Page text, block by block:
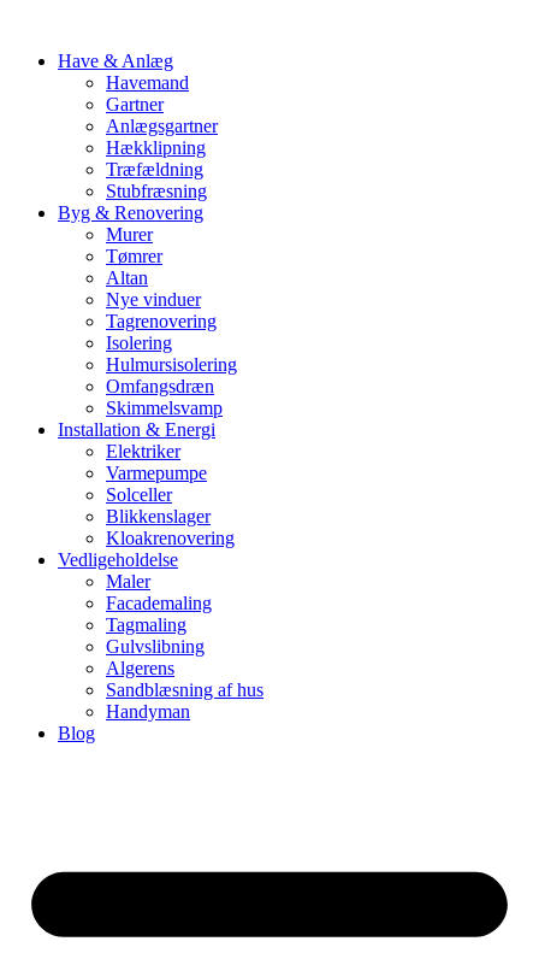
Have & Anlæg
Havemand
Gartner
Anlægsgartner
Hækklipning
Træfældning
Stubfræsning
Byg & Renovering
Murer
Tømrer
Altan
Nye vinduer
Tagrenovering
Isolering
Hulmursisolering
Omfangsdræn
Skimmelsvamp
Installation & Energi
Elektriker
Varmepumpe
Solceller
Blikkenslager
Kloakrenovering
Vedligeholdelse
Maler
Facademaling
Tagmaling
Gulvslibning
Algerens
Sandblæsning af hus
Handyman
Blog